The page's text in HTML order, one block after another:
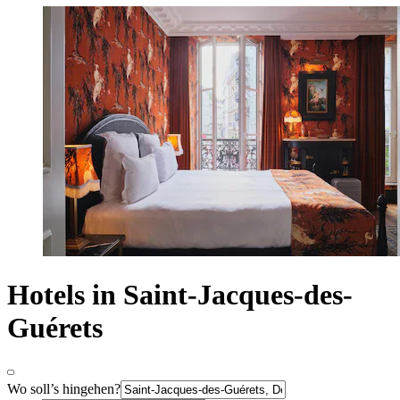
Hotels in Saint-Jacques-des-
Guérets
Wo soll’s hingehen?